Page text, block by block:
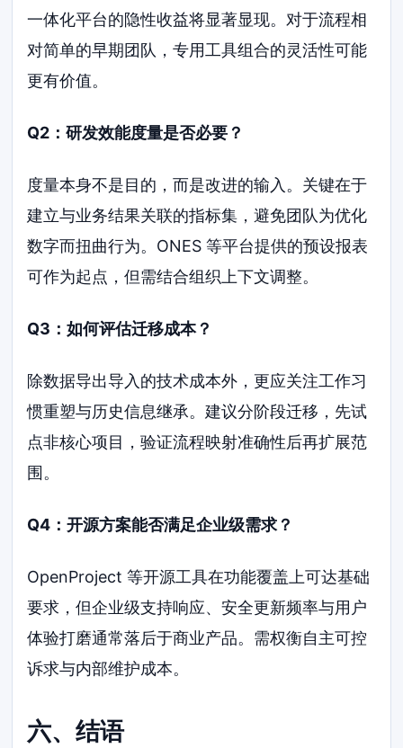
一体化平台的隐性收益将显著显现。对于流程相
对简单的早期团队，专用工具组合的灵活性可能
更有价值。
Q2：研发效能度量是否必要？
度量本身不是目的，而是改进的输入。关键在于
建立与业务结果关联的指标集，避免团队为优化
数字而扭曲行为。ONES 等平台提供的预设报表
可作为起点，但需结合组织上下文调整。
Q3：如何评估迁移成本？
除数据导出导入的技术成本外，更应关注工作习
惯重塑与历史信息继承。建议分阶段迁移，先试
点非核心项目，验证流程映射准确性后再扩展范
围。
Q4：开源方案能否满足企业级需求？
OpenProject 等开源工具在功能覆盖上可达基础
要求，但企业级支持响应、安全更新频率与用户
体验打磨通常落后于商业产品。需权衡自主可控
诉求与内部维护成本。
六、结语